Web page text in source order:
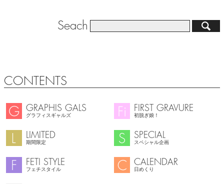
Seach
CONTENTS
GRAPHIS GALS
グラフィスギャルズ
FIRST GRAVURE
初脱ぎ娘！
LIMITED
期間限定
SPECIAL
スペシャル企画
FETI STYLE
フェチスタイル
CALENDAR
日めくり